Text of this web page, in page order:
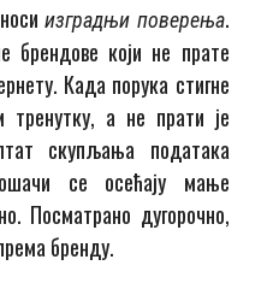
изградњи поверења.
брендове који не прате
Када порука стигне
а не прати је
скупљања података
се осећају мање
Посматрано дугорочно,
бренду.